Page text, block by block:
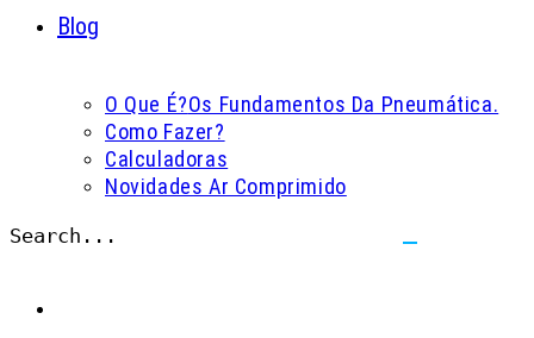
Blog
O Que É?Os Fundamentos Da Pneumática.
Como Fazer?
Calculadoras
Novidades Ar Comprimido
Search...